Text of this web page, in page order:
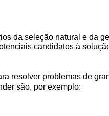
da seleção natural e da
candidatos à
resolver problemas de
são, por exemplo: